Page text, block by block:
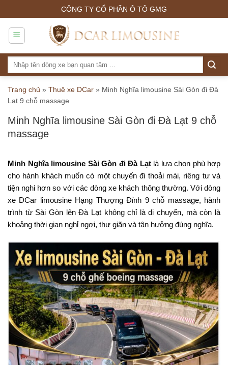
to
content
CÔNG TY CỔ PHẦN Ô TÔ GMG
Tìm
kiếm:
Trang chủ » Thuê xe DCar » Minh Nghĩa limousine Sài Gòn đi Đà
Lạt 9 chỗ massage
Minh Nghĩa limousine Sài Gòn đi Đà Lạt 9 chỗ
massage
Minh Nghĩa limousine Sài Gòn đi Đà Lạtlà lựa chọn phù hợp
cho hành khách muốn có một chuyến đi thoải mái, riêng tư và
tiện nghi hơn so với các dòng xe khách thông thường. Với dòng
xe DCar limousine Hạng Thượng Đỉnh 9 chỗ massage, hành
trình từ Sài Gòn lên Đà Lạt không chỉ là di chuyển, mà còn là
khoảng thời gian nghỉ ngơi, thư giãn và tận hưởng đúng nghĩa.